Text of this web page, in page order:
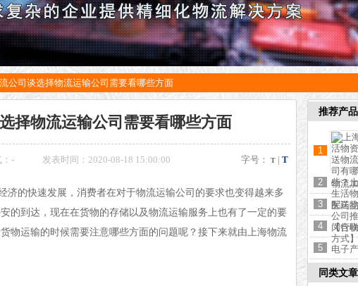
公司谈选择物流运输公司需要看哪些方面
择物流运输公司需要看哪些方面
字号： T | T
- 发表时间：2020-08-18 15:00:00
济的快速发展，消费者在对于物流运输公司的要求也变得越来多
的到达，现在在货物的存储以及物流运输服务上也有了一定的要
物运输的时候需要注意哪些方面的问题呢？接下来就由上海物流
推荐产品
1
2
物流
3
医药
4
闵行
5
电子
同类文